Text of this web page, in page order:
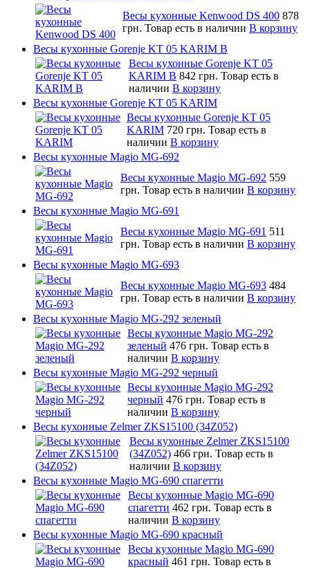
Весы кухонные Kenwood DS 400 878
грн. Товар есть в наличии В корзину
Весы кухонные Gorenje KT 05 KARIM B
Весы кухонные Gorenje KT 05
KARIM B 842 грн. Товар есть в
наличии В корзину
Весы кухонные Gorenje KT 05 KARIM
Весы кухонные Gorenje KT 05
KARIM 720 грн. Товар есть в
наличии В корзину
Весы кухонные Magio MG-692
Весы кухонные Magio MG-692 559
грн. Товар есть в наличии В корзину
Весы кухонные Magio MG-691
Весы кухонные Magio MG-691 511
грн. Товар есть в наличии В корзину
Весы кухонные Magio MG-693
Весы кухонные Magio MG-693 484
грн. Товар есть в наличии В корзину
Весы кухонные Magio MG-292 зеленый
Весы кухонные Magio MG-292
зеленый 476 грн. Товар есть в
наличии В корзину
Весы кухонные Magio MG-292 черный
Весы кухонные Magio MG-292
черный 476 грн. Товар есть в
наличии В корзину
Весы кухонные Zelmer ZKS15100 (34Z052)
Весы кухонные Zelmer ZKS15100
(34Z052) 466 грн. Товар есть в
наличии В корзину
Весы кухонные Magio MG-690 спагетти
Весы кухонные Magio MG-690
спагетти 462 грн. Товар есть в
наличии В корзину
Весы кухонные Magio MG-690 красный
Весы кухонные Magio MG-690
красный 461 грн. Товар есть в